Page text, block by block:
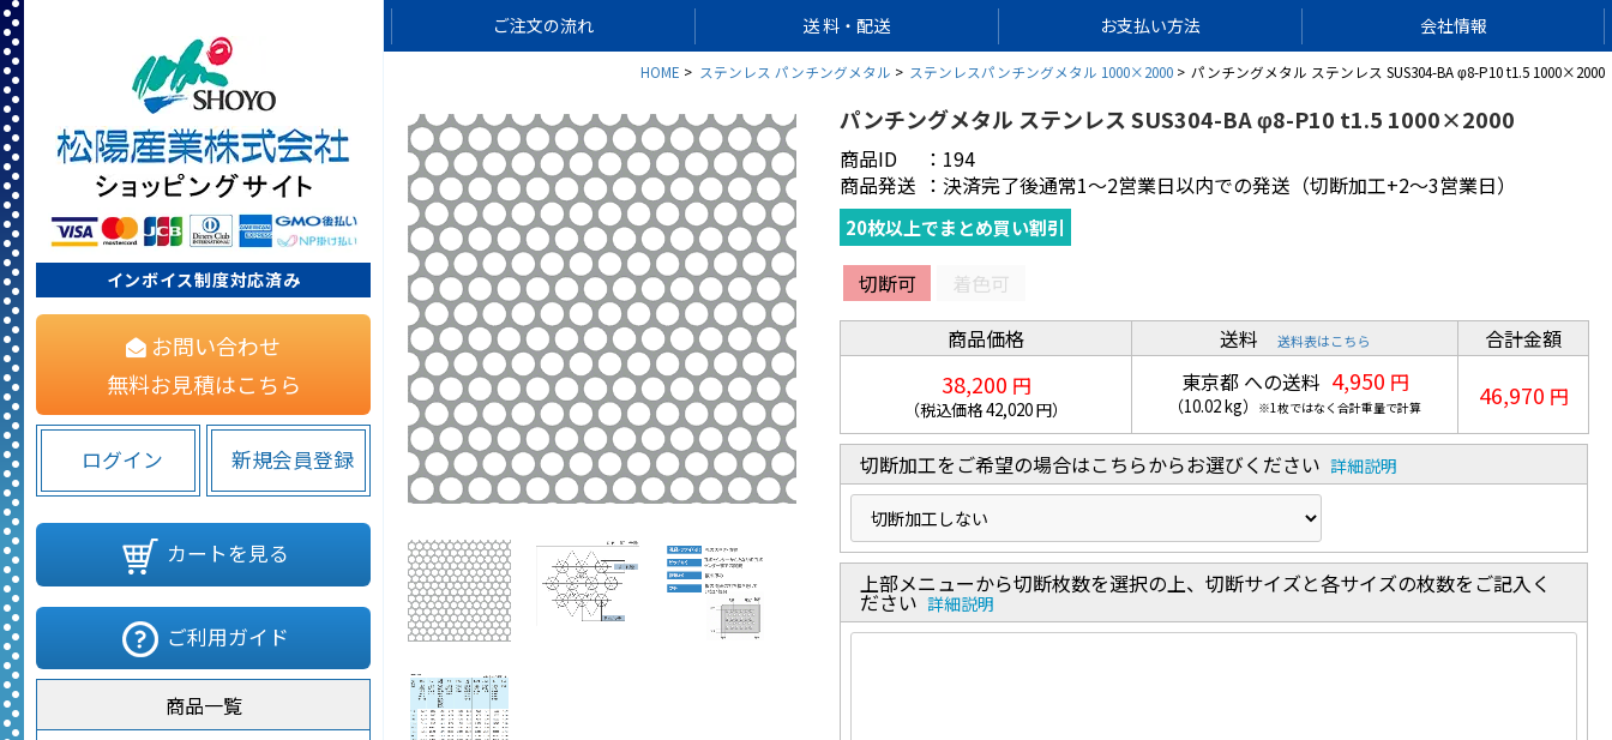
インボイス制度対応済み
お問い合わせ
無料お見積はこちら
ログイン 新規会員登録
カートを見る
ご利用ガイド
商品一覧
ご注文の流れ 送 料・配送 お支払い方法 会社情報
HOME ステンレス パンチングメタル ステンレスパンチングメタル 1000×2000 パンチングメタル ステンレス SUS304-BA φ8-P10 t1.5 1000×2000
パンチングメタル ステンレス SUS304-BA φ8-P10 t1.5 1000×2000
商品ID ： 194
商品発送 ：決済完了後通常1～2営業日以内での発送（切断加工+2～3営業日）
20枚以上でまとめ買い割引
切断可
着色可
商品価格
38,200 円
（税込価格42,020円）
送料送料表はこちら
東京都 への送料 4,950 円
（10.02kg） ※1枚ではなく合計重量で計算
合計金額
46,970 円
切断加工をご希望の場合はこちらからお選びください詳細説明
上部メニューから切断枚数を選択の上、切断サイズと各サイズの枚数をご記入く
ださい詳細説明